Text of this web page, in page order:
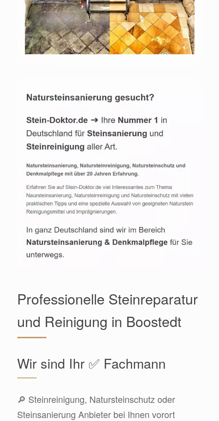
Professionelle Steinreparatur
und Reinigung in Boostedt
Wir sind Ihr ✅ Fachmann
🔎 Steinreinigung, Natursteinschutz oder
Steinsanierung Anbieter bei Ihnen vorort